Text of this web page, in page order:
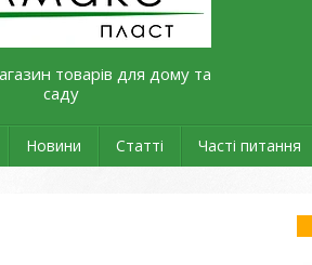
товарів для дому та
саду
Новини Статті Часті питання